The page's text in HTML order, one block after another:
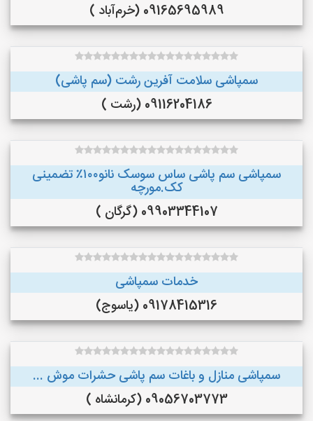
09165695989 (خرم‌آباد )
سمپاشی سلامت آفرین رشت (سم پاشی)
09116204186 (رشت )
سمپاشی سم پاشی ساس سوسک نانو۱۰۰٪ تضمینی
کک.مورچه
09903344107 (گرگان )
خدمات سمپاشی
09178415316 (یاسوج)
سمپاشی منازل و باغات سم پاشی حشرات موش ...
09056703773 (کرمانشاه )